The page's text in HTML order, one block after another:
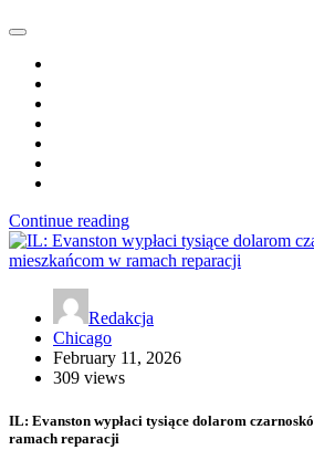
Continue reading
Redakcja
Chicago
February 11, 2026
309 views
IL: Evanston wypłaci tysiące dolarom
ramach reparacji